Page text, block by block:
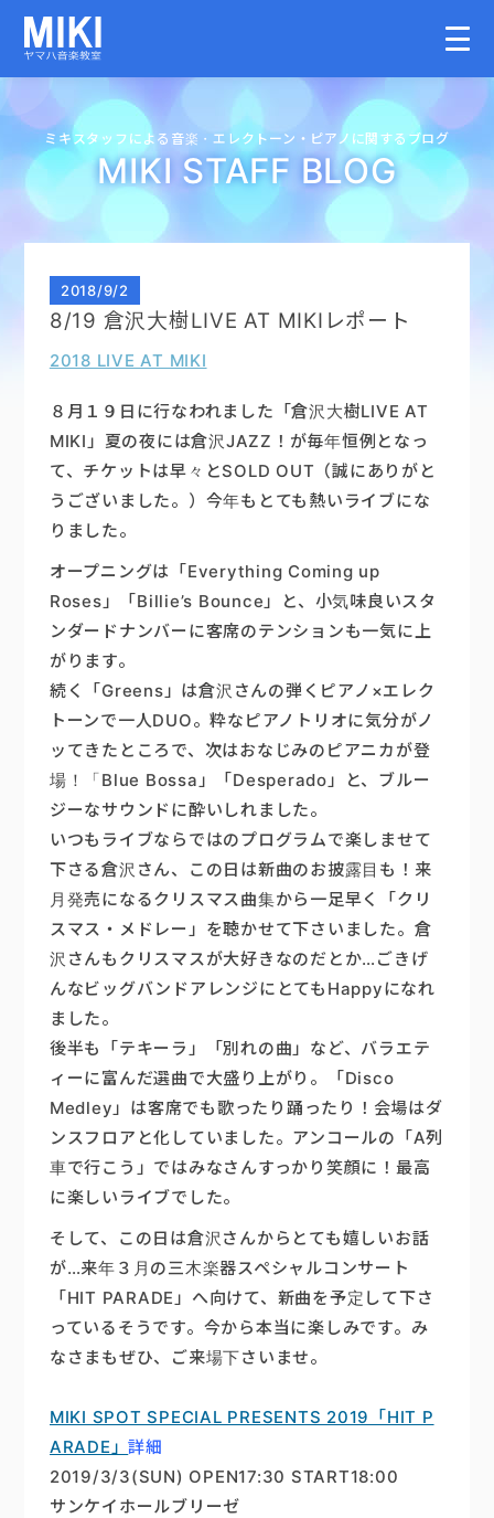
HOME
大人のコース
講師募集情報
イベント情報
楽器販売
ミキスタッフによる音楽・エレクトーン・ ピアノに関するブログ
MIKI STAFF BLOG
2018/9/2
8/19 倉沢大樹LIVE AT MIKIレポート
2018 LIVE AT MIKI
８月１９日に行なわれました「倉沢大樹LIVE AT
MIKI」夏の夜には倉沢JAZZ！が毎年恒例となっ
て、チケットは早々とSOLD OUT（誠にありがと
うございました。）今年もとても熱いライブにな
りました。
オープニングは「Everything Coming up
Roses」「Billie’s Bounce」と、小気味良いスタ
ンダードナンバーに客席のテンションも一気に上
がります。
続く「Greens」は倉沢さんの弾くピアノ×エレク
トーンで一人DUO。粋なピアノトリオに気分がノ
ッてきたところで、次はおなじみのピアニカが登
場！「Blue Bossa」「Desperado」と、ブルー
ジーなサウンドに酔いしれました。
いつもライブならではのプログラムで楽しませて
下さる倉沢さん、この日は新曲のお披露目も！来
月発売になるクリスマス曲集から一足早く「クリ
スマス・メドレー」を聴かせて下さいました。倉
沢さんもクリスマスが大好きなのだとか…ごきげ
んなビッグバンドアレンジにとてもHappyになれ
ました。
後半も「テキーラ」「別れの曲」など、バラエテ
ィーに富んだ選曲で大盛り上がり。「Disco
Medley」は客席でも歌ったり踊ったり！会場はダ
ンスフロアと化していました。アンコールの「A列
車で行こう」ではみなさんすっかり笑顔に！最高
に楽しいライブでした。
そして、この日は倉沢さんからとても嬉しいお話
が…来年３月の三木楽器スペシャルコンサート
「HIT PARADE」へ向けて、新曲を予定して下さ
っているそうです。今から本当に楽しみです。み
なさまもぜひ、ご来場下さいませ。
MIKI SPOT SPECIAL PRESENTS 2019「HIT P
ARADE」詳細
2019/3/3(SUN) OPEN17:30 START18:00
サンケイホールブリーゼ